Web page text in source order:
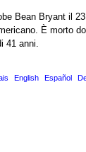
Bean Bryant il
È morto
41 anni.
English Español